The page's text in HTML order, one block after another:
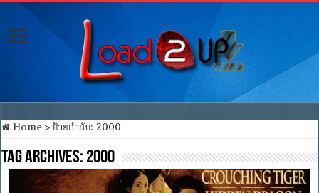
Home > ป้ายกำกับ:2000
Tag Archives: 2000